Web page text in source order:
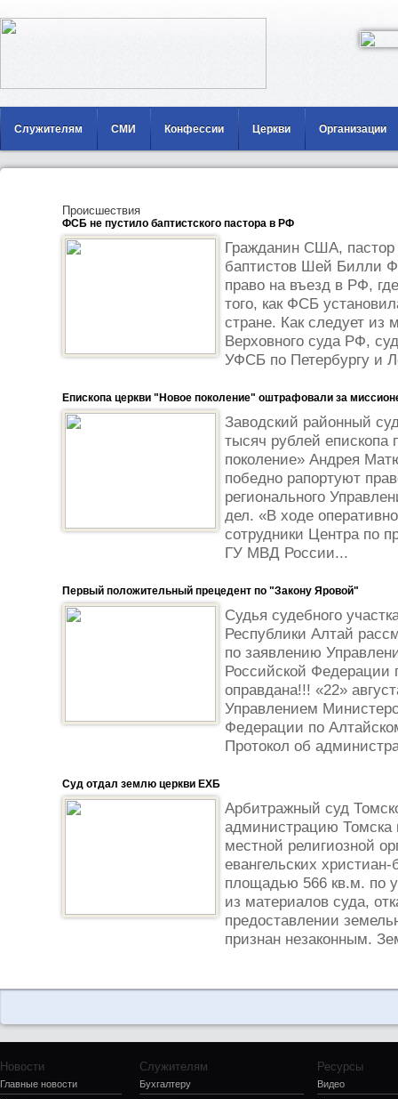
Служителям СМИ Конфессии Церкви Организации
Происшествия
ФСБ не пустило баптистского пастора в РФ
Гражданин США, пастор
баптистов Шей Билли
право на въезд в РФ,
того, как ФСБ
стране. Как следует из
Верховного суда РФ,
УФСБ по Петербургу и
Епископа церкви "Новое поколение" оштрафовали за
Заводский районный
тысяч рублей епископа
поколение» Андрея
победно рапортуют
регионального
дел. «В ходе
сотрудники Центра по
ГУ МВД России...
Первый положительный прецедент по "Закону Яровой"
Судья судебного
Республики Алтай
по заявлению
Российской Федерации
оправдана!!! «22»
Управлением
Федерации по
Протокол об
Суд отдал землю церкви ЕХБ
Арбитражный суд
администрацию Томска
местной религиозной
евангельских
площадью 566 кв.м. по
из материалов суда,
предоставлении
признан незаконным.
Новости
Главные новости
Служителям
Бухгалтеру
Ресурсы
Видео